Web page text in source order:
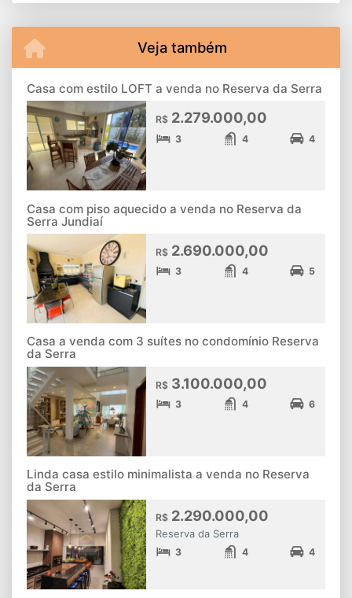
Veja também
Casa com estilo LOFT a venda no Reserva da Serra
R$ 2.279.000,00
3 4 4
Casa com piso aquecido a venda no Reserva da
Serra Jundiaí
R$ 2.690.000,00
3 4 5
Casa a venda com 3 suítes no condomínio Reserva
da Serra
R$ 3.100.000,00
3 4 6
Linda casa estilo minimalista a venda no Reserva
da Serra
R$ 2.290.000,00
Reserva da Serra
3 4 4